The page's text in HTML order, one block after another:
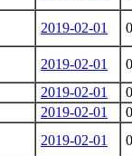
2019-02-01
2019-02-01
2019-02-01
2019-02-01
2019-02-01